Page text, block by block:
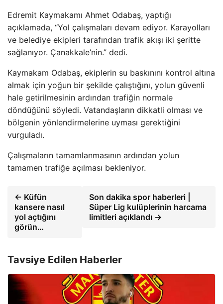
Edremit Kaymakamı Ahmet Odabaş, yaptığı
açıklamada, “Yol çalışmaları devam ediyor. Karayolları
ve belediye ekipleri tarafından trafik akışı iki şeritte
sağlanıyor. Çanakkale’nin.” dedi.
Kaymakam Odabaş, ekiplerin su baskınını kontrol altına
almak için yoğun bir şekilde çalıştığını, yolun güvenli
hale getirilmesinin ardından trafiğin normale
döndüğünü söyledi. Vatandaşların dikkatli olması ve
bölgenin yönlendirmelerine uyması gerektiğini
vurguladı.
Çalışmaların tamamlanmasının ardından yolun
tamamen trafiğe açılması bekleniyor.
← Küfün
kansere nasıl
yol açtığını
görün…
Son dakika spor haberleri |
Süper Lig kulüplerinin harcama
limitleri açıklandı →
Tavsiye Edilen Haberler